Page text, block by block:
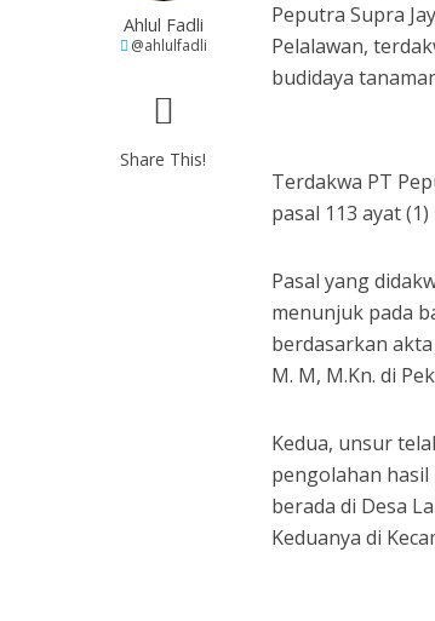
Ahlul Fadli
@ahlulfadli
Share This!
Peputra Supra
Pelalawan,
budidaya
Terdakwa PT
pasal 113 ayat
Pasal yang
menunjuk pada
berdasarkan
M. M, M.Kn. di
Kedua, unsur
pengolahan hasil
berada di Desa
Keduanya di